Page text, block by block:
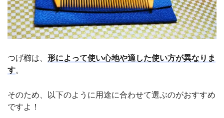
つげ櫛は、 形によって使い心地や適した使い方が異なりま
す。
そのため、以下のように用途に合わせて選ぶのがおすすめ
ですよ！